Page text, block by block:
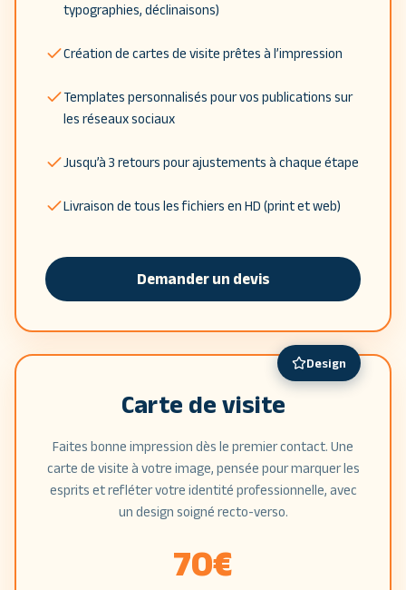
typographies, déclinaisons)
Création de cartes de visite prêtes à l’impression
Templates personnalisés pour vos publications sur
les réseaux sociaux
Jusqu’à 3 retours pour ajustements à chaque étape
Livraison de tous les fichiers en HD (print et web)
Demander un devis
Design
Carte de visite
Faites bonne impression dès le premier contact. Une
carte de visite à votre image, pensée pour marquer les
esprits et refléter votre identité professionnelle, avec
un design soigné recto-verso.
70€